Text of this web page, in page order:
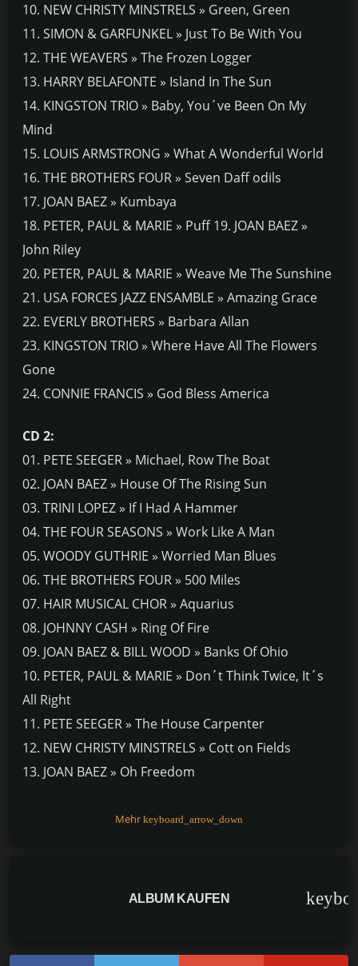
10. NEW CHRISTY MINSTRELS » Green, Green
11. SIMON & GARFUNKEL » Just To Be With You
12. THE WEAVERS » The Frozen Logger
13. HARRY BELAFONTE » Island In The Sun
14. KINGSTON TRIO » Baby, You´ve Been On My
Mind
15. LOUIS ARMSTRONG » What A Wonderful World
16. THE BROTHERS FOUR » Seven Daff odils
17. JOAN BAEZ » Kumbaya
18. PETER, PAUL & MARIE » Puff 19. JOAN BAEZ »
John Riley
20. PETER, PAUL & MARIE » Weave Me The Sunshine
21. USA FORCES JAZZ ENSAMBLE » Amazing Grace
22. EVERLY BROTHERS » Barbara Allan
23. KINGSTON TRIO » Where Have All The Flowers
Gone
24. CONNIE FRANCIS » God Bless America
CD 2:
01. PETE SEEGER » Michael, Row The Boat
02. JOAN BAEZ » House Of The Rising Sun
03. TRINI LOPEZ » If I Had A Hammer
04. THE FOUR SEASONS » Work Like A Man
05. WOODY GUTHRIE » Worried Man Blues
06. THE BROTHERS FOUR » 500 Miles
07. HAIR MUSICAL CHOR » Aquarius
08. JOHNNY CASH » Ring Of Fire
09. JOAN BAEZ & BILL WOOD » Banks Of Ohio
10. PETER, PAUL & MARIE » Don´t Think Twice, It´s
All Right
11. PETE SEEGER » The House Carpenter
12. NEW CHRISTY MINSTRELS » Cott on Fields
13. JOAN BAEZ » Oh Freedom
15. TIGER B. SMITH » With A Litt le Help From My
17. DALE HAWKINS » Susie Q
Mehr keyboard_arrow_down
ALBUM KAUFEN